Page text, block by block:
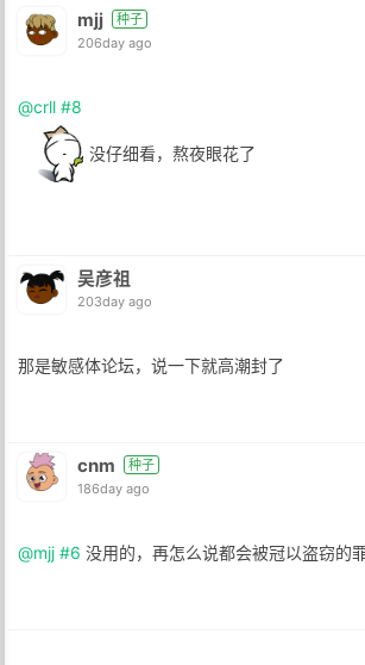
mjj
种子
206day ago
@crll #8
没仔细看，熬夜眼花了
吴彦祖
203day ago
那是敏感体论坛，说一下就高潮封了
cnm
种子
186day ago
@mjj #6 没用的，再怎么说都会被冠以盗窃的